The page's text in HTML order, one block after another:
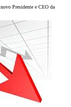
Presidente e CEO da